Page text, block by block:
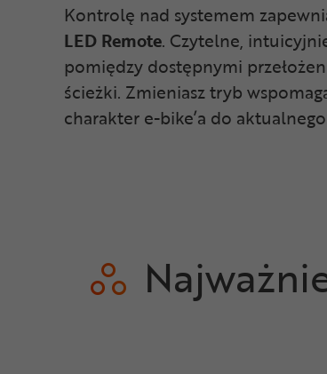
Kontrolę nad systemem
LED Remote. Czytelne,
pomiędzy dostępnymi
ścieżki. Zmieniasz tryb
charakter e-bike’a do